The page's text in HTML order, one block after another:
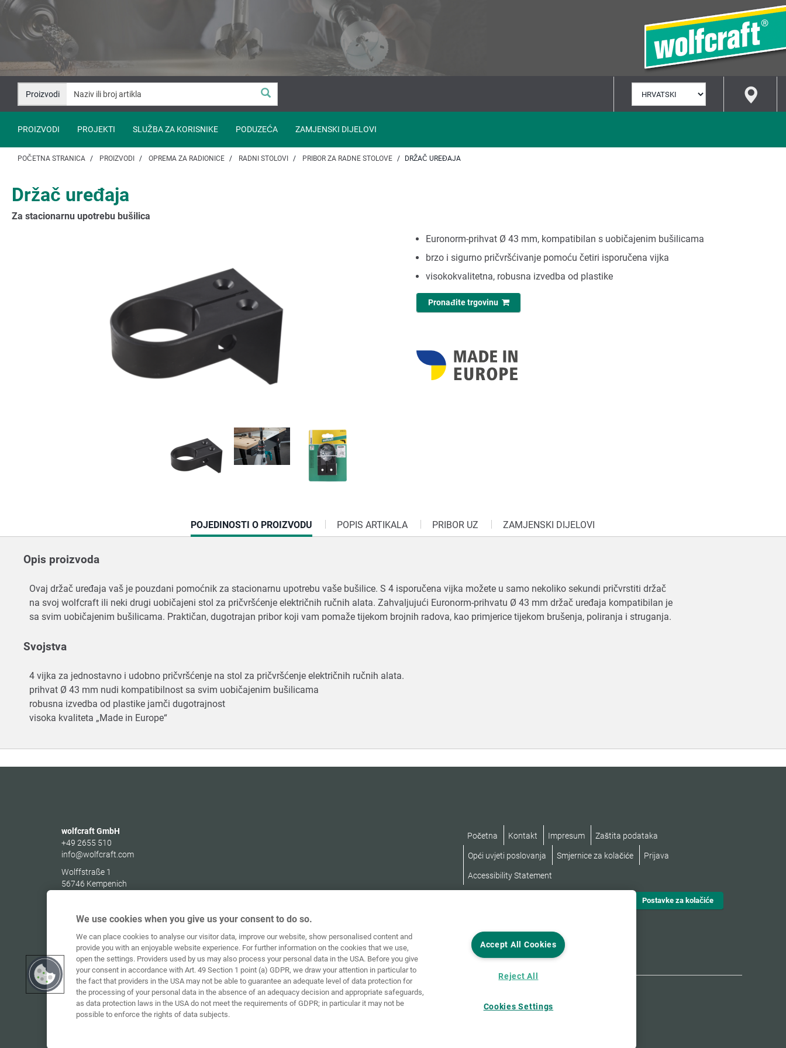
Idi
sadržaj
Idi
navigaciju
Proizvodi
JEZIK
PROIZVODI PROJEKTI SLUŽBA ZA KORISNIKE PODUZEĆA ZAMJENSKI DIJELOVI
POČETNA STRANICA PROIZVODI OPREMA ZA RADIONICE RADNI STOLOVI PRIBOR ZA RADNE STOLOVE DRŽAČ UREĐAJA
Držač uređaja
Za stacionarnu upotrebu bušilica
Euronorm-prihvat Ø 43 mm, kompatibilan s uobičajenim bušilicama
brzo i sigurno pričvršćivanje pomoću četiri isporučena vijka
visokokvalitetna, robusna izvedba od plastike
Pronađite trgovinu
CURRENT
TAB:
POJEDINOSTI O PROIZVODU POPIS ARTIKALA PRIBOR UZ ZAMJENSKI DIJELOVI
Opis proizvoda
Ovaj držač uređaja vaš je pouzdani pomoćnik za stacionarnu upotrebu vaše bušilice. S 4 isporučena vijka možete u samo nekoliko sekundi pričvrstiti držač
na svoj wolfcraft ili neki drugi uobičajeni stol za pričvršćenje električnih ručnih alata. Zahvaljujući Euronorm-prihvatu Ø 43 mm držač uređaja kompatibilan je
sa svim uobičajenim bušilicama. Praktičan, dugotrajan pribor koji vam pomaže tijekom brojnih radova, kao primjerice tijekom brušenja, poliranja i struganja.
Svojstva
4 vijka za jednostavno i udobno pričvršćenje na stol za pričvršćenje električnih ručnih alata.
prihvat Ø 43 mm nudi kompatibilnost sa svim uobičajenim bušilicama
robusna izvedba od plastike jamči dugotrajnost
visoka kvaliteta „Made in Europe“
wolfcraft GmbH
+49 2655 510
info@wolfcraft.com
Wolffstraße 1
56746 Kempenich
Početna Kontakt Impresum Zaštita podataka
Opći uvjeti poslovanja Smjernice za kolačiće Prijava
Accessibility Statement
Postavke za kolačiće
We use cookies when you give us your consent to do so.
We can place cookies to analyse our visitor data, improve our website, show personalised content and
provide you with an enjoyable website experience. For further information on the cookies that we use,
open the settings. Providers used by us may also process your personal data in the USA. Before you give
your consent in accordance with Art. 49 Section 1 point (a) GDPR, we draw your attention in particular to
the fact that providers in the USA may not be able to guarantee an adequate level of data protection for
the processing of your personal data in the absence of an adequacy decision and appropriate safeguards,
as data protection laws in the USA do not meet the requirements of GDPR; in particular it may not be
possible to enforce the rights of data subjects.
Accept All Cookies
Reject All
Cookies Settings